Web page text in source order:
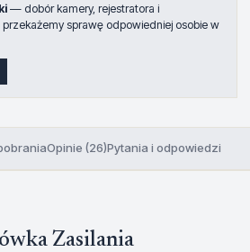
— dobór kamery, rejestratora i
sprawę odpowiedniej osobie w
Opinie (26)Pytania i odpowiedzi
Zasilania